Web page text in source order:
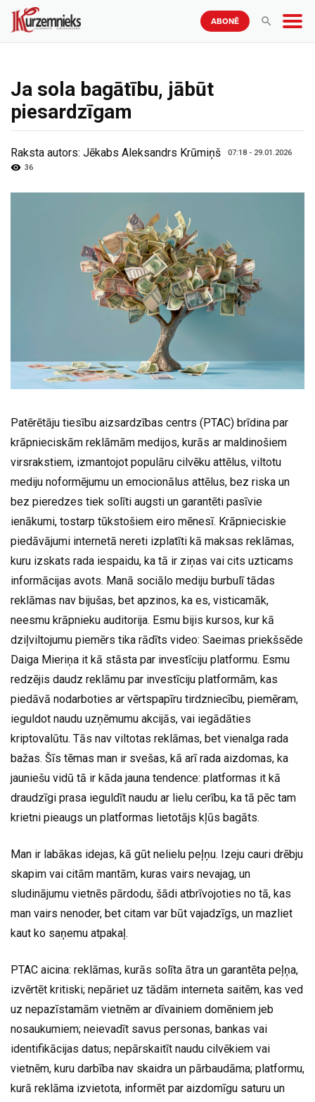
ABONĒ
Ja sola bagātību, jābūt
piesardzīgam
Raksta autors: Jēkabs Aleksandrs Krūmiņš
07:18 - 29.01.2026
36
Patērētāju tiesību aizsardzības centrs (PTAC) brīdina par
krāpnieciskām reklāmām medijos, kurās ar maldinošiem
virsrakstiem, izmantojot populāru cilvēku attēlus, viltotu
mediju noformējumu un emocionālus attēlus, bez riska un
bez pieredzes tiek solīti augsti un garantēti pasīvie
ienākumi, tostarp tūkstošiem eiro mēnesī. Krāpnieciskie
piedāvājumi internetā nereti izplatīti kā maksas reklāmas,
kuru izskats rada iespaidu, ka tā ir ziņas vai cits uzticams
informācijas avots. Manā sociālo mediju burbulī tādas
reklāmas nav bijušas, bet apzinos, ka es, visticamāk,
neesmu krāpnieku auditorija. Esmu bijis kursos, kur kā
dziļviltojumu piemērs tika rādīts video: Saeimas priekšsēde
Daiga Mieriņa it kā stāsta par investīciju platformu. Esmu
redzējis daudz reklāmu par investīciju platformām, kas
piedāvā nodarboties ar vērtspapīru tirdzniecību, piemēram,
ieguldot naudu uzņēmumu akcijās, vai iegādāties
kriptovalūtu. Tās nav viltotas reklāmas, bet vienalga rada
bažas. Šīs tēmas man ir svešas, kā arī rada aizdomas, ka
jauniešu vidū tā ir kāda jauna tendence: platformas it kā
draudzīgi prasa ieguldīt naudu ar lielu cerību, ka tā pēc tam
krietni pieaugs un platformas lietotājs kļūs bagāts.
Man ir labākas idejas, kā gūt nelielu peļņu. Izeju cauri drēbju
skapim vai citām mantām, kuras vairs nevajag, un
sludinājumu vietnēs pārdodu, šādi atbrīvojoties no tā, kas
man vairs nenoder, bet citam var būt vajadzīgs, un mazliet
kaut ko saņemu atpakaļ.
PTAC aicina: reklāmas, kurās solīta ātra un garantēta peļņa,
izvērtēt kritiski; nepāriet uz tādām interneta saitēm, kas ved
uz nepazīstamām vietnēm ar dīvainiem domēniem jeb
nosaukumiem; neievadīt savus personas, bankas vai
identifikācijas datus; nepārskaitīt naudu cilvēkiem vai
vietnēm, kuru darbība nav skaidra un pārbaudāma; platformu,
kurā reklāma izvietota, informēt par aizdomīgu saturu un